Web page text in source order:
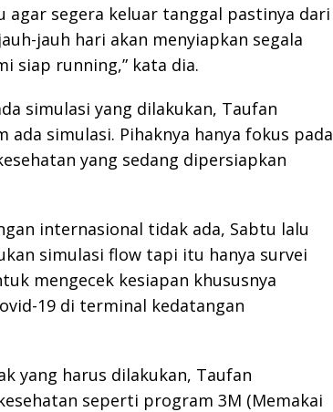
agar segera keluar tanggal pastinya dari
jauh hari akan menyiapkan segala
siap running,” kata dia.
simulasi yang dilakukan, Taufan
ada simulasi. Pihaknya hanya fokus pada
yang sedang dipersiapkan
internasional tidak ada, Sabtu lalu
simulasi flow tapi itu hanya survei
mengecek kesiapan khususnya
19 di terminal kedatangan
yang harus dilakukan, Taufan
seperti program 3M (Memakai